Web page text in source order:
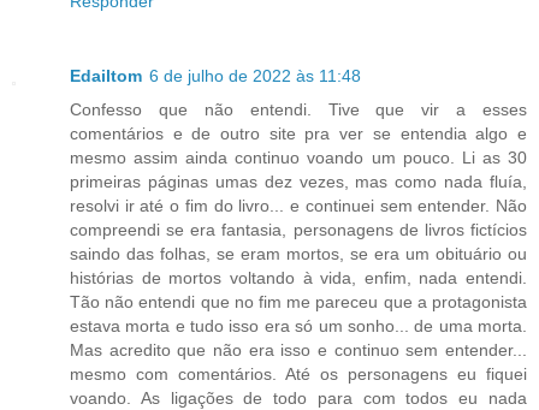
Edailtom 6 de julho de 2022 às 11:48
Confesso que não entendi. Tive que vir a esses
comentários e de outro site pra ver se entendia algo e
mesmo assim ainda continuo voando um pouco. Li as 30
primeiras páginas umas dez vezes, mas como nada fluía,
resolvi ir até o fim do livro... e continuei sem entender. Não
compreendi se era fantasia, personagens de livros fictícios
saindo das folhas, se eram mortos, se era um obituário ou
histórias de mortos voltando à vida, enfim, nada entendi.
Tão não entendi que no fim me pareceu que a protagonista
estava morta e tudo isso era só um sonho... de uma morta.
Mas acredito que não era isso e continuo sem entender...
mesmo com comentários. Até os personagens eu fiquei
voando. As ligações de todo para com todos eu nada